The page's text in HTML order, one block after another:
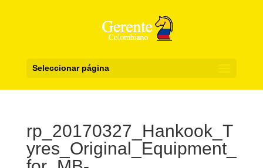
Seleccionar página
rp_20170327_Hankook_T
yres_Original_Equipment_